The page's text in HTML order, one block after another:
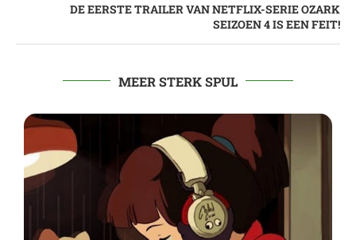
DE EERSTE TRAILER VAN NETFLIX-SERIE OZARK
SEIZOEN 4 IS EEN FEIT!
MEER STERK SPUL